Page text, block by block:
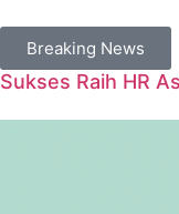
Breaking News
Sukses Raih HR